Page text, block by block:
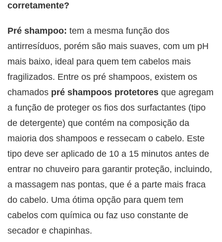
corretamente?
Pré shampoo: tem a mesma função dos
antirresíduos, porém são mais suaves, com um pH
mais baixo, ideal para quem tem cabelos mais
fragilizados. Entre os pré shampoos, existem os
chamados pré shampoos protetores que agregam
a função de proteger os fios dos surfactantes (tipo
de detergente) que contém na composição da
maioria dos shampoos e ressecam o cabelo. Este
tipo deve ser aplicado de 10 a 15 minutos antes de
entrar no chuveiro para garantir proteção, incluindo,
a massagem nas pontas, que é a parte mais fraca
do cabelo. Uma ótima opção para quem tem
cabelos com química ou faz uso constante de
secador e chapinhas.